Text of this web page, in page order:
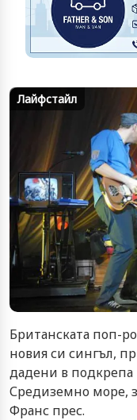
Лайфстайл
Британската поп-
новия си сингъл,
дадени в подкрепа
Средиземно море,
Франс прес.